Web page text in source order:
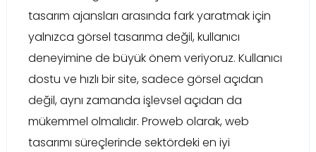
tasarım ajansları arasında fark yaratmak için
yalnızca görsel tasarıma değil, kullanıcı
deneyimine de büyük önem veriyoruz. Kullanıcı
dostu ve hızlı bir site, sadece görsel açıdan
değil, aynı zamanda işlevsel açıdan da
mükemmel olmalıdır. Proweb olarak, web
tasarımı süreçlerinde sektördeki en iyi